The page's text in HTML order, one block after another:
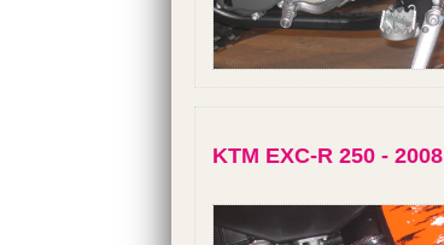
KTM EXC-R 250 - 2008